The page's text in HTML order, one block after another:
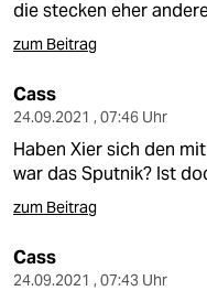
die stecken eher
zum Beitrag
Cass
24.09.2021 , 07:46 Uhr
Haben Xier sich den
war das Sputnik? Ist
zum Beitrag
Cass
24.09.2021 , 07:43 Uhr